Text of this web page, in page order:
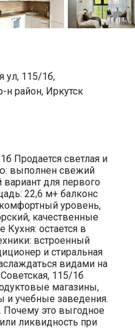
ул, 115/1б,
район, Иркутск
Продается светлая и
выполнен свежий
для первого
22,6 м+ балконс
уровень,
качественные
остается в
встроенный
и стиральная
видами на
115/1б
магазины,
и учебные заведения.
Почему это выгодное
ликвидность при